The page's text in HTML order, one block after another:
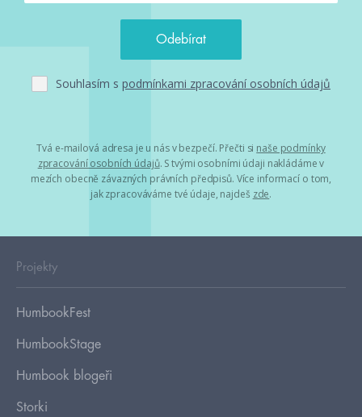
Souhlasím s podmínkami zpracování osobních údajů
Tvá e-mailová adresa je u nás v bezpečí. Přečti si naše podmínky
zpracování osobních údajů. S tvými osobními údaji nakládáme v
mezích obecně závazných právních předpisů. Více informací o tom,
jak zpracováváme tvé údaje, najdeš zde.
Projekty
HumbookFest
HumbookStage
Humbook blogeři
Storki